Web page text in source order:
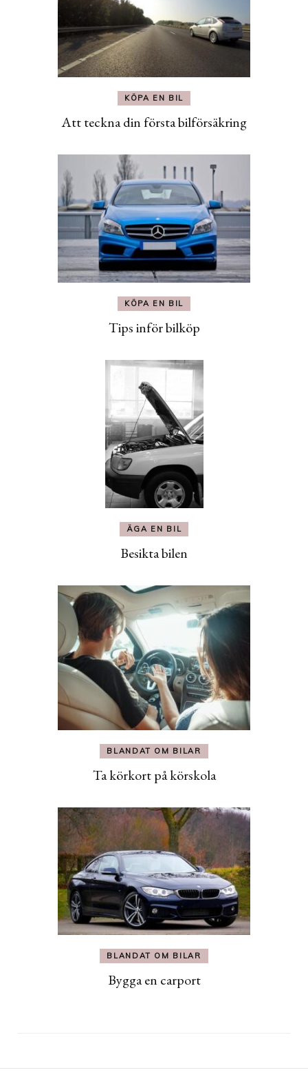
KÖPA EN BIL
Att teckna din första bilförsäkring
KÖPA EN BIL
Tips inför bilköp
ÄGA EN BIL
Besikta bilen
BLANDAT OM BILAR
Ta körkort på körskola
BLANDAT OM BILAR
Bygga en carport